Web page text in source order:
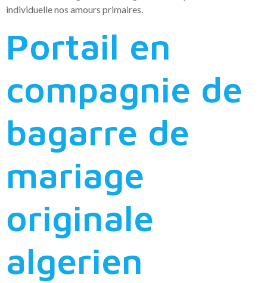
individuelle nos amours primaires.
Portail en
compagnie de
bagarre de
mariage
originale
algerien